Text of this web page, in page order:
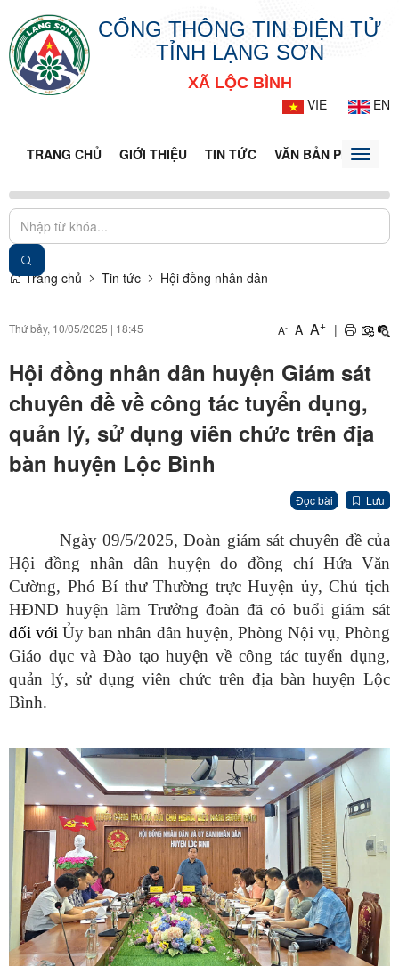
CỔNG THÔNG TIN ĐIỆN TỬ
TỈNH LẠNG SƠN
XÃ LỘC BÌNH
VIE
EN
TRANG CHỦ GIỚI THIỆU TIN TỨC VĂN BẢN PHÁPToggle
Trang chủ Tin tức Hội đồng nhân dân
Thứ bảy, 10/05/2025 | 18:45 A- A A+ |
Hội đồng nhân dân huyện Giám sát
chuyên đề về công tác tuyển dụng,
quản lý, sử dụng viên chức trên địa
bàn huyện Lộc Bình
Đọc bài Lưu
Ngày 09/5/2025, Đoàn giám sát chuyên đề của
Hội đồng nhân dân huyện do đồng chí Hứa Văn
Cường, Phó Bí thư Thường trực Huyện ủy, Chủ tịch
HĐND huyện làm Trưởng đoàn đã có buổi giám sát
đối vớiỦy ban nhân dân huyện, Phòng Nội vụ, Phòng
Giáo dục và Đào tạo huyện về công tác tuyển dụng,
quản lý, sử dụng viên chức trên địa bàn huyện Lộc
Bình.